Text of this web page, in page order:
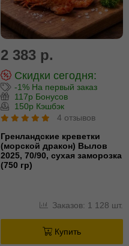
2 383 р.
Скидки сегодня:
-1% На первый заказ
117р Бонусов
150р Кэшбэк
4 отзывов
Гренландские креветки
(морской дракон) Вылов
2025, 70/90, сухая заморозка
(750 гр)
Заказов: 1 128 шт.
Купить